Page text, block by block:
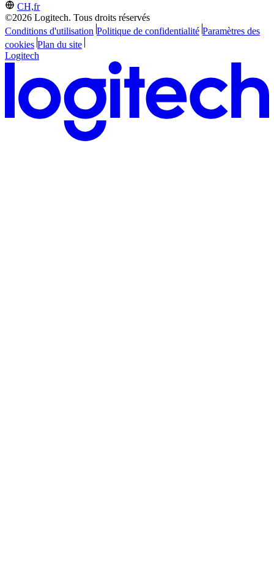
CH,fr
©2026 Logitech. Tous droits réservés
Conditions d'utilisation Politique de confidentialité Paramètres des
cookies Plan du site
Logitech